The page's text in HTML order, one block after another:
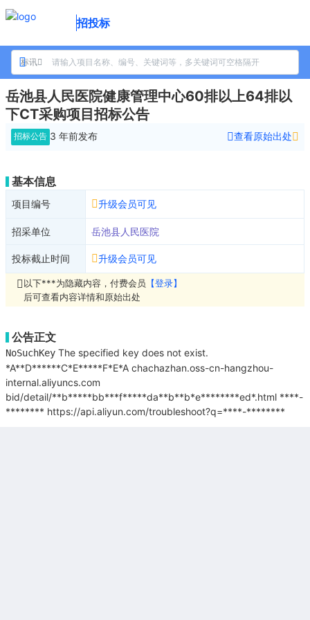
招投标
标讯
岳池县人民医院健康管理中心60排以上64排以
下CT采购项目招标公告
招标公告 3 年前发布 查看原始出处
基本信息
项目编号 升级会员可见
招采单位 岳池县人民医院
投标截止时间 升级会员可见
以下***为隐藏内容，付费会员 【登录】
后可查看内容详情和原始出处
公告正文
NoSuchKey The specified key does not exist.
*A**D******C*E*****F*E*A chachazhan.oss-cn-hangzhou-
internal.aliyuncs.com
bid/detail/**b*****bb***f*****da**b**b*e********ed*.html ****-
******** https://api.aliyun.com/troubleshoot?q=****-********